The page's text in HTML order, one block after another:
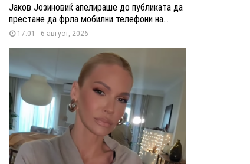
Јаков Јозиновиќ апелираше до публиката да
престане да фрла мобилни телефони на...
17:01 - 6 август, 2026